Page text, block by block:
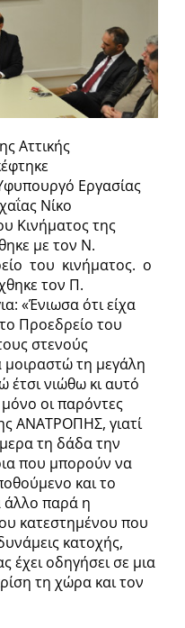
Αττικής
Εργασίας
Νίκο
Κινήματος της
με τον Ν.
του κινήματος. ο
τον Π.
«Ένιωσα ότι είχα
Προεδρείο του
στενούς
μοιραστώ τη μεγάλη
έτσι νιώθω κι αυτό
οι παρόντες
ΑΝΑΤΡΟΠΗΣ, γιατί
τη δάδα την
που μπορούν να
και το
άλλο παρά η
κατεστημένου που
κατοχής,
έχει οδηγήσει σε μια
τη χώρα και τον